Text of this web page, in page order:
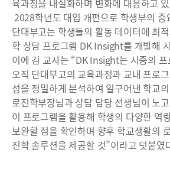
2028학년도 대입 개편으로 학생부의 중
단대부고는 학생들의 활동 데이터에 최
학 상담 프로그램 DK Insight를 개발해
이에 김 교사는 “DK Insight는 시중의
오직 단대부고의 교육과정과 교내 프로
성을 정밀하게 분석하여 일구어낸 학교
로진학부장님과 상담 담당 선생님이 노
이 프로그램을 활용해 학생의 다양한 역
보완할 점을 확인하며 향후 학교생활의
진학 솔루션을 제공할 것”이라고 덧붙였